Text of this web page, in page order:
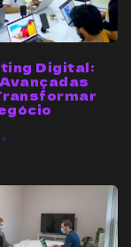
Digital: